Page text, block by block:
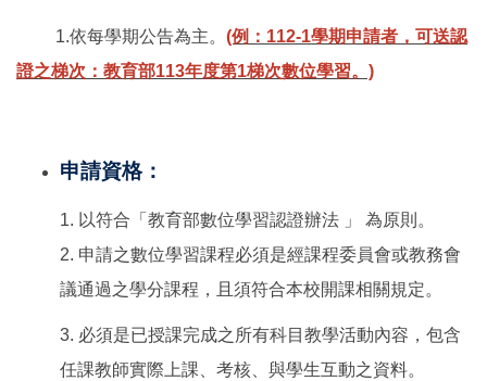
1.依每學期公告為主。 (例：112-1學期申請者，可送認
證之梯次：教育部113年度第1梯次數位學習。)
申請資格：
1. 以符合「教育部數位學習認證辦法 」 為原則。
2. 申請之數位學習課程必須是經課程委員會或教務會
議通過之學分課程，且須符合本校開課相關規定。
3. 必須是已授課完成之所有科目教學活動內容，包含
任課教師實際上課、考核、與學生互動之資料。